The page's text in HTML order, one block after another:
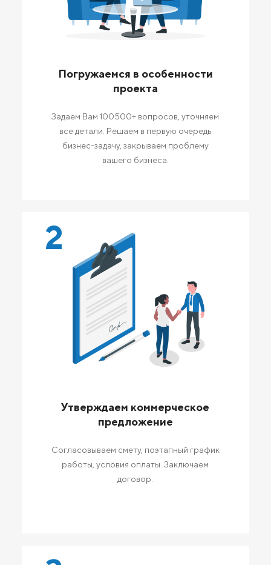
Погружаемся в особенности
проекта
Задаем Вам 100500+ вопросов, уточняем
все детали. Решаем в первую очередь
бизнес-задачу, закрываем проблему
вашего бизнеса.
2
Утверждаем коммерческое
предложение
Согласовываем смету, поэтапный график
работы, условия оплаты. Заключаем
договор.